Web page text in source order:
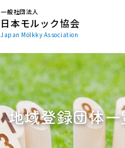
一般社団法人
日本モルック協会
Japan Mölkky Association
地域登録団体一